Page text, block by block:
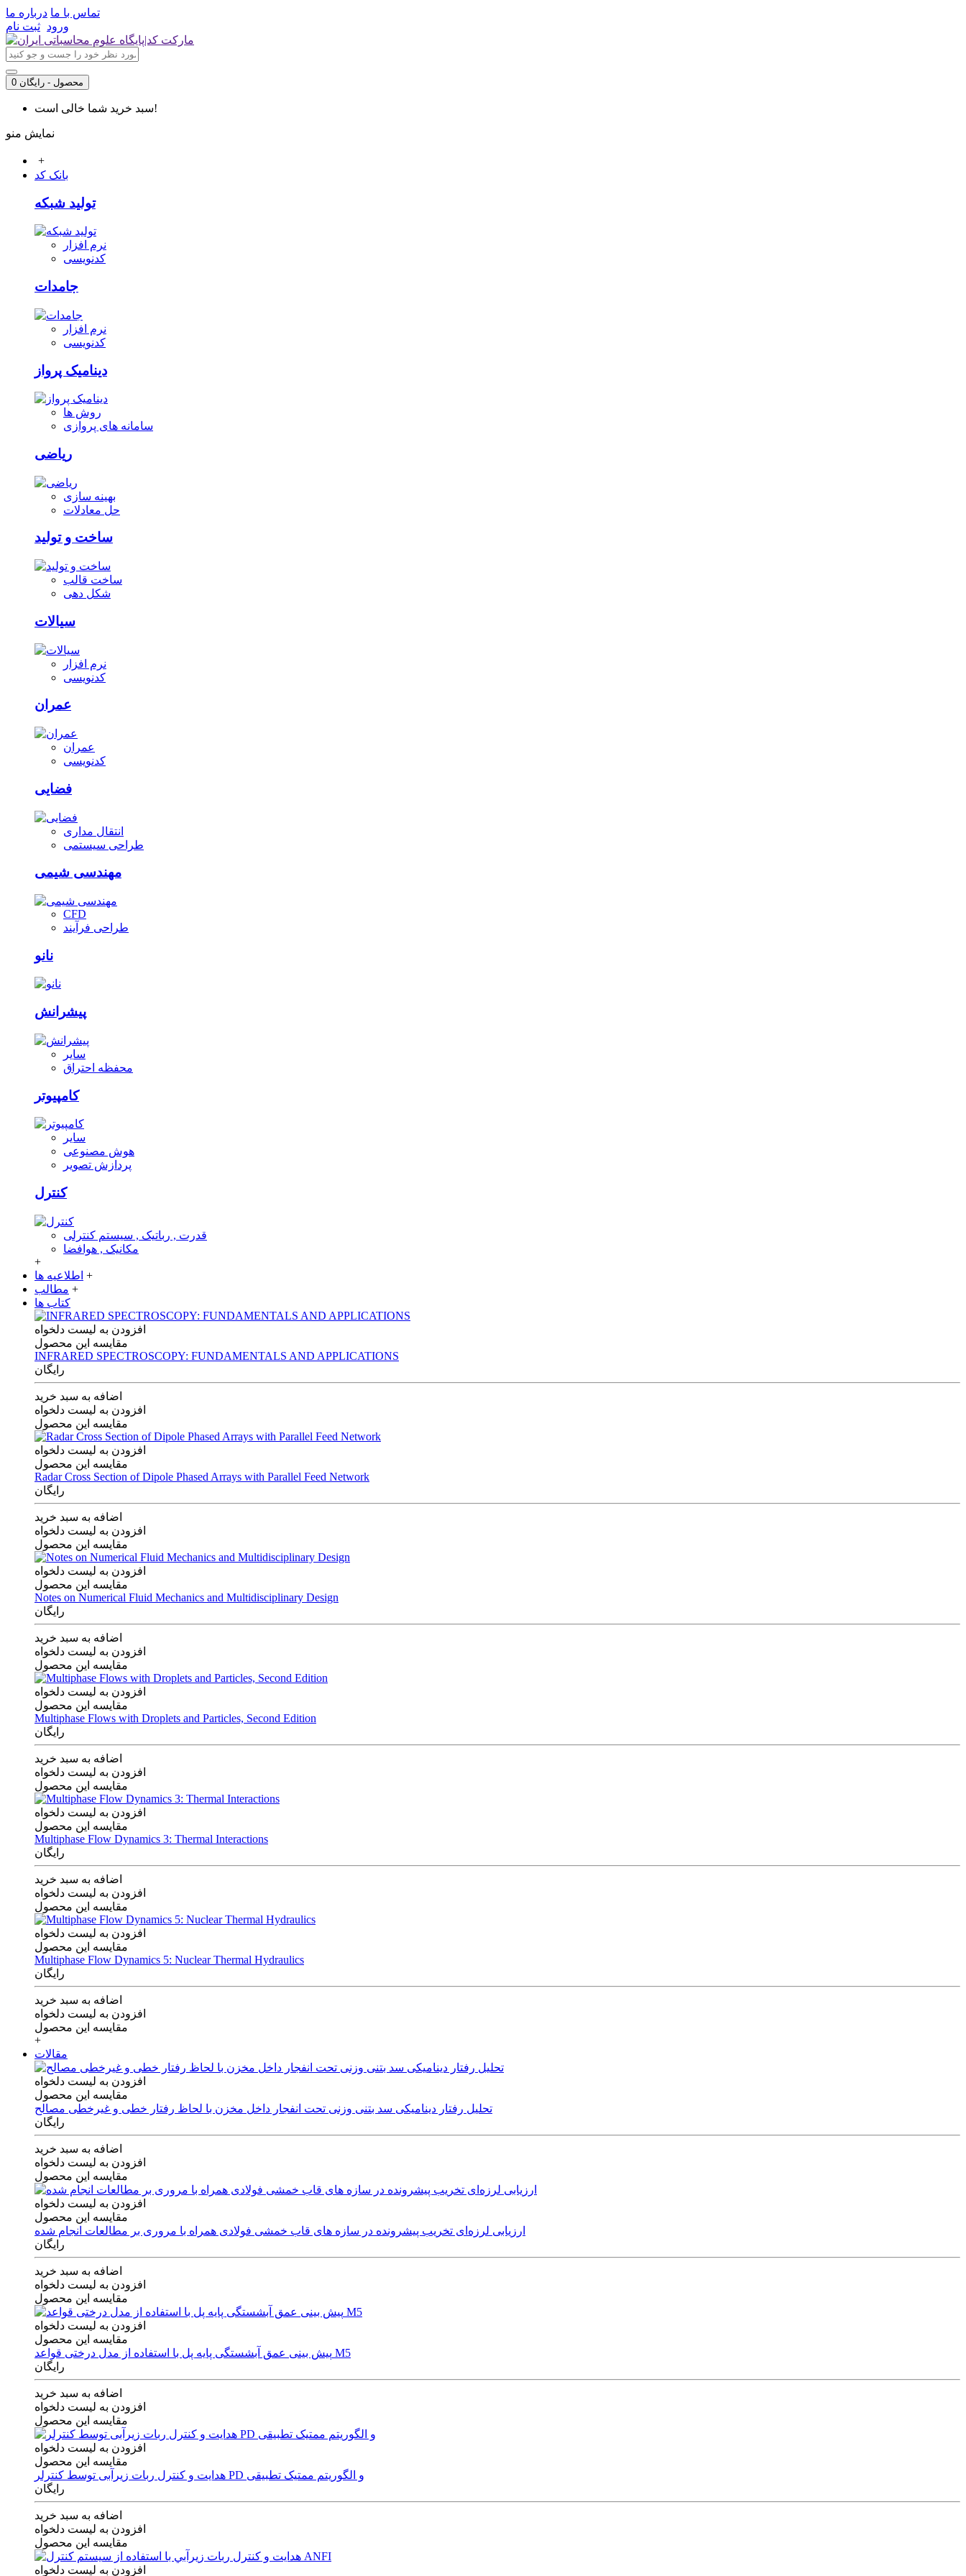
تماس با ما درباره ما
ورود ثبت نام
0 محصول - رایگان
سبد خرید شما خالی است!
نمایش منو
+
بانک کد
تولید شبکه
نرم افزار
کدنویسی
جامدات
نرم افزار
کدنویسی
دینامیک پرواز
روش ها
سامانه های پروازی
ریاضی
بهینه سازی
حل معادلات
ساخت و تولید
ساخت قالب
شکل دهی
سیالات
نرم افزار
کدنویسی
عمران
عمران
کدنویسی
فضایی
انتقال مداری
طراحی سیستمی
مهندسی شیمی
CFD
طراحی فرآیند
نانو
پیشرانش
سایر
محفظه احتراق
کامپیوتر
سایر
هوش مصنوعی
پردازش تصویر
کنترل
قدرت , رباتیک , سیستم کنترلی
مکانیک , هوافضا
+
اطلاعیه ها +
مطالب +
کتاب ها
افزودن به لیست دلخواه
مقایسه این محصول
INFRARED SPECTROSCOPY: FUNDAMENTALS AND APPLICATIONS
رایگان
اضافه به سبد خرید
افزودن به لیست دلخواه
مقایسه این محصول
افزودن به لیست دلخواه
مقایسه این محصول
Radar Cross Section of Dipole Phased Arrays with Parallel Feed Network
رایگان
اضافه به سبد خرید
افزودن به لیست دلخواه
مقایسه این محصول
افزودن به لیست دلخواه
مقایسه این محصول
Notes on Numerical Fluid Mechanics and Multidisciplinary Design
رایگان
اضافه به سبد خرید
افزودن به لیست دلخواه
مقایسه این محصول
افزودن به لیست دلخواه
مقایسه این محصول
Multiphase Flows with Droplets and Particles, Second Edition
رایگان
اضافه به سبد خرید
افزودن به لیست دلخواه
مقایسه این محصول
افزودن به لیست دلخواه
مقایسه این محصول
Multiphase Flow Dynamics 3: Thermal Interactions
رایگان
اضافه به سبد خرید
افزودن به لیست دلخواه
مقایسه این محصول
افزودن به لیست دلخواه
مقایسه این محصول
Multiphase Flow Dynamics 5: Nuclear Thermal Hydraulics
رایگان
اضافه به سبد خرید
افزودن به لیست دلخواه
مقایسه این محصول
+
مقالات
افزودن به لیست دلخواه
مقایسه این محصول
تحلیل رفتار دینامیکی سد بتنی وزنی تحت انفجار داخل مخزن با لحاظ رفتار خطی و غیرخطی مصالح
رایگان
اضافه به سبد خرید
افزودن به لیست دلخواه
مقایسه این محصول
افزودن به لیست دلخواه
مقایسه این محصول
ارزیابی لرزه‌ای تخریب پیشرونده در سازه های قاب خمشی فولادی همراه با مروری بر مطالعات انجام شده
رایگان
اضافه به سبد خرید
افزودن به لیست دلخواه
مقایسه این محصول
افزودن به لیست دلخواه
مقایسه این محصول
پیش بینی عمق آبشستگی پایه پل با استفاده از مدل درختی قواعد M5
رایگان
اضافه به سبد خرید
افزودن به لیست دلخواه
مقایسه این محصول
افزودن به لیست دلخواه
مقایسه این محصول
هدایت و کنترل ربات زیرآبی توسط کنترلر PD و الگوریتم ممتیک تطبیقی
رایگان
اضافه به سبد خرید
افزودن به لیست دلخواه
مقایسه این محصول
افزودن به لیست دلخواه